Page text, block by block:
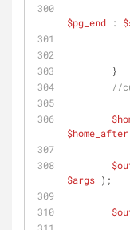
$pg_end :
	}
//
$home_after
$args );